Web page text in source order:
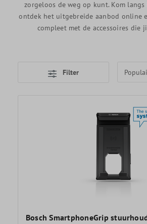
zorgeloos de weg op kunt. Kom
ontdek het uitgebreide aanbod online
compleet met de accessoires die
Filter
Bosch SmartphoneGrip